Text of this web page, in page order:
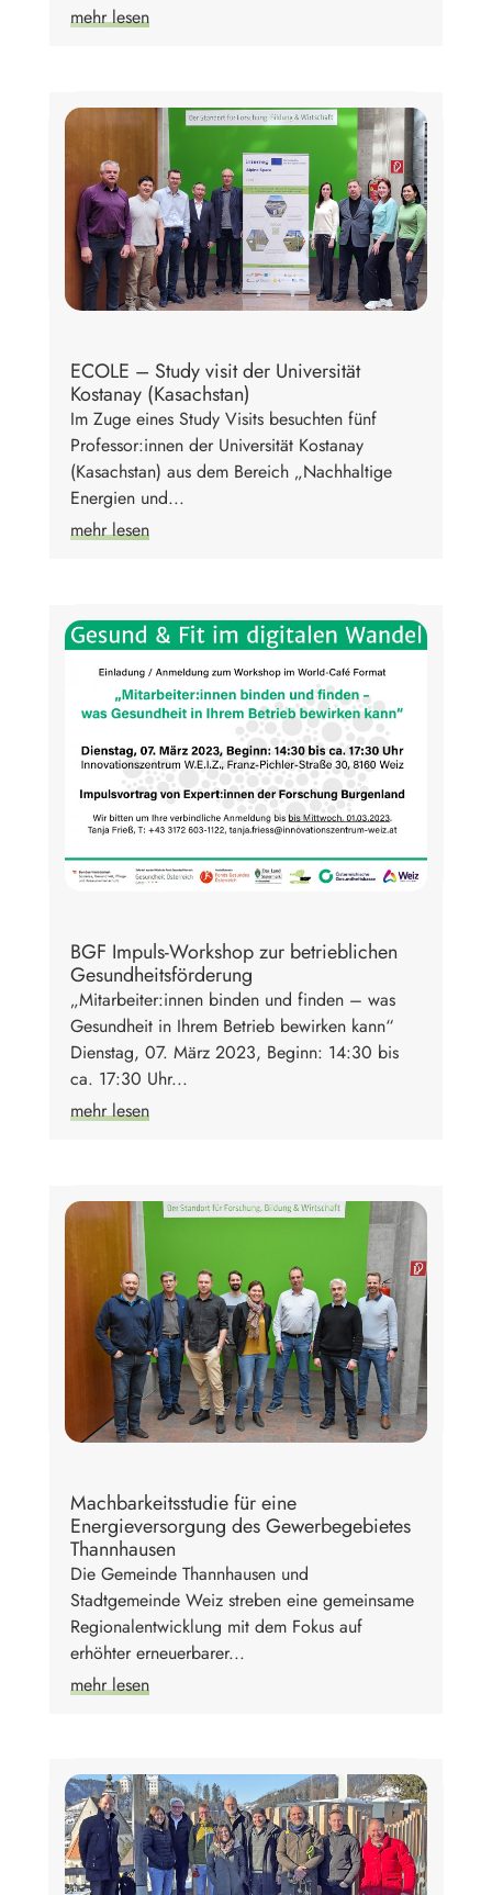
mehr lesen
ECOLE – Study visit der Universität
Kostanay (Kasachstan)
Im Zuge eines Study Visits besuchten fünf
Professor:innen der Universität Kostanay
(Kasachstan) aus dem Bereich „Nachhaltige
Energien und...
mehr lesen
BGF Impuls-Workshop zur betrieblichen
Gesundheitsförderung
„Mitarbeiter:innen binden und finden – was
Gesundheit in Ihrem Betrieb bewirken kann“
Dienstag, 07. März 2023, Beginn: 14:30 bis
ca. 17:30 Uhr...
mehr lesen
Machbarkeitsstudie für eine
Energieversorgung des Gewerbegebietes
Thannhausen
Die Gemeinde Thannhausen und
Stadtgemeinde Weiz streben eine gemeinsame
Regionalentwicklung mit dem Fokus auf
erhöhter erneuerbarer...
mehr lesen